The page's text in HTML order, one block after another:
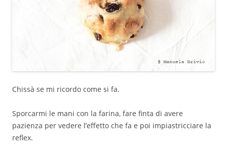
Chissà se mi ricordo come si fa.
Sporcarmi le mani con la farina, fare finta di avere
pazienza per vedere l’effetto che fa e poi impiastricciare la
reflex.